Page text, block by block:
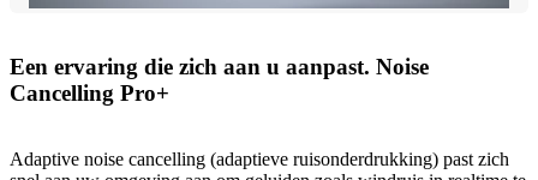
Een ervaring die zich aan u aanpast. Noise
Cancelling Pro+
Adaptive noise cancelling (adaptieve ruisonderdrukking) past zich